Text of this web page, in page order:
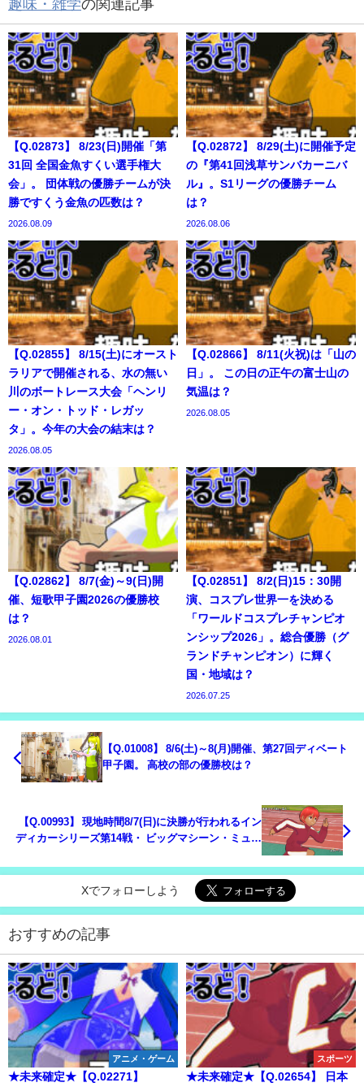
趣味・雑学の関連記事
【Q.02873】 8/23(日)開催「第
31回 全国金魚すくい選手権大
会」。 団体戦の優勝チームが決
勝ですくう金魚の匹数は？
2026.08.09
【Q.02872】 8/29(土)に開催予定
の『第41回浅草サンバカーニバ
ル』。S1リーグの優勝チーム
は？
2026.08.06
【Q.02855】 8/15(土)にオースト
ラリアで開催される、水の無い
川のボートレース大会「ヘンリ
ー・オン・トッド・レガッ
タ」。今年の大会の結末は？
2026.08.05
【Q.02866】 8/11(火祝)は「山の
日」。 この日の正午の富士山の
気温は？
2026.08.05
【Q.02862】 8/7(金)～9(日)開
催、短歌甲子園2026の優勝校
は？
2026.08.01
【Q.02851】 8/2(日)15：30開
演、コスプレ世界一を決める
「ワールドコスプレチャンピオ
ンシップ2026」。総合優勝（グ
ランドチャンピオン）に輝く
国・地域は？
2026.07.25
【Q.01008】 8/6(土)～8(月)開催、第27回ディベート
甲子園。 高校の部の優勝校は？
【Q.00993】 現地時間8/7(日)に決勝が行われるイン
ディカーシリーズ第14戦・ ビッグマシーン・ミュー
琢磨の順位は？
Xでフォローしよう
おすすめの記事
アニメ・ゲーム
★未来確定★【Q.02271】
スポーツ
★未来確定★【Q.02654】 日本